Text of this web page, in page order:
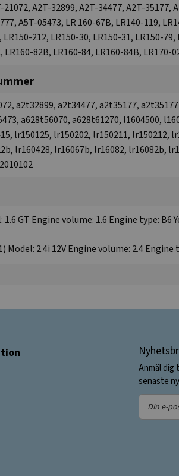
A2T-32899, A2T-34477, A2T-35177,
A5T-05473, LR 160-67B, LR140-119,
212, LR150-30, LR150-31, LR150-
LR160-82B, LR160-84, LR160-84B, LR170-
a2t32899, a2t34477, a2t35177,
a628t56070, a628t61270, l1604500,
lr150125, lr150202, lr150211, lr150212,
lr160428, lr16067b, lr16082, lr16082b,
GT Engine volume: 1.6 Engine type: B6
Model: 2.4i 12V Engine volume: 2.4 Engine
Anmäl dig
senaste
Din
e-